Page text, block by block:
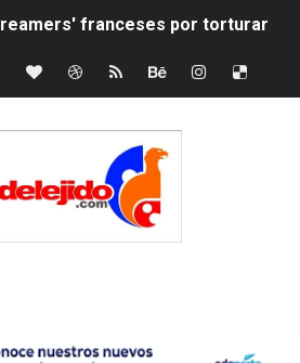
14 se ha alejado de
06 de agosto de 2026
temperaturas de hasta 35 °C para
¿hasta dónde puede